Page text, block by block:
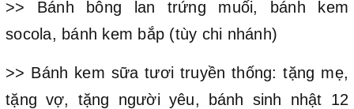
>> Bánh bông lan trứng muối, bánh kem
socola, bánh kem bắp (tùy chi nhánh)
>> Bánh kem sữa tươi truyền thống: tặng mẹ,
tặng vợ, tặng người yêu, bánh sinh nhật 12